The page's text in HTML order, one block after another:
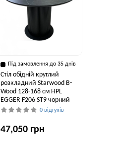
Під замовлення до 35 днів
Стіл обідній круглий
розкладний Starwood B-
Wood 128-168 см HPL
EGGER F206 ST9 чорний
0 відгуків
47,050 грн